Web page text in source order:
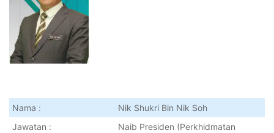
Nama :
Nik Shukri Bin Nik Soh
Jawatan :
Naib Presiden (Perkhidmatan